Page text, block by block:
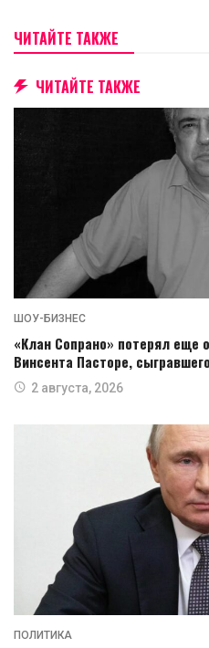
ЧИТАЙТЕ ТАКЖЕ
ЧИТАЙТЕ ТАКЖЕ
ШОУ-БИЗНЕС
«Клан Сопрано» потерял еще
Винсента Пасторе,
2 августа, 2026
ПОЛИТИКА